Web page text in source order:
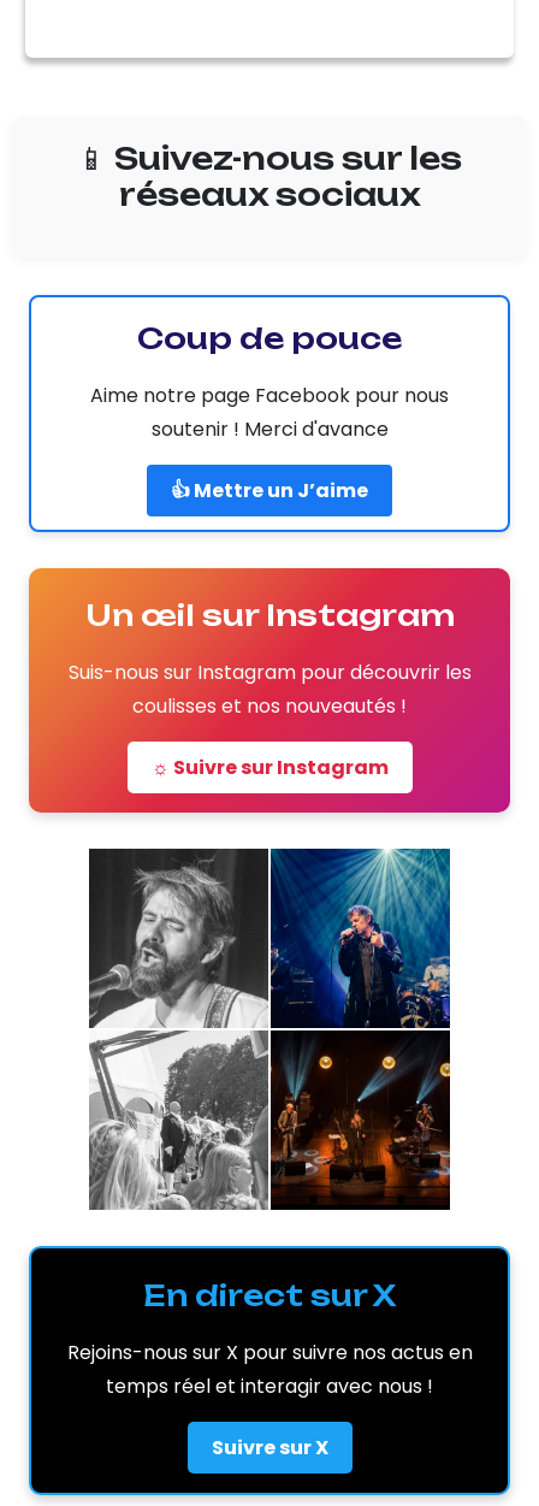
📱 Suivez-nous sur les
réseaux sociaux
Coup de pouce
Aime notre page Facebook pour nous
soutenir ! Merci d'avance
👍 Mettre un J’aime
Un œil sur Instagram
Suis-nous sur Instagram pour découvrir les
coulisses et nos nouveautés !
☼ Suivre sur Instagram
En direct sur X
Rejoins-nous sur X pour suivre nos actus en
temps réel et interagir avec nous !
Suivre sur X